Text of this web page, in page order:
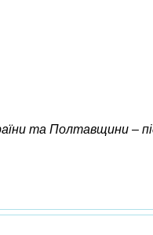
та Полтавщини –